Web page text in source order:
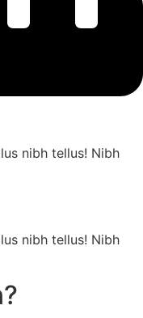
nibh tellus! Nibh
nibh tellus! Nibh